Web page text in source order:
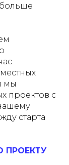
мы
проектов с
старта
ПРОЕКТУ